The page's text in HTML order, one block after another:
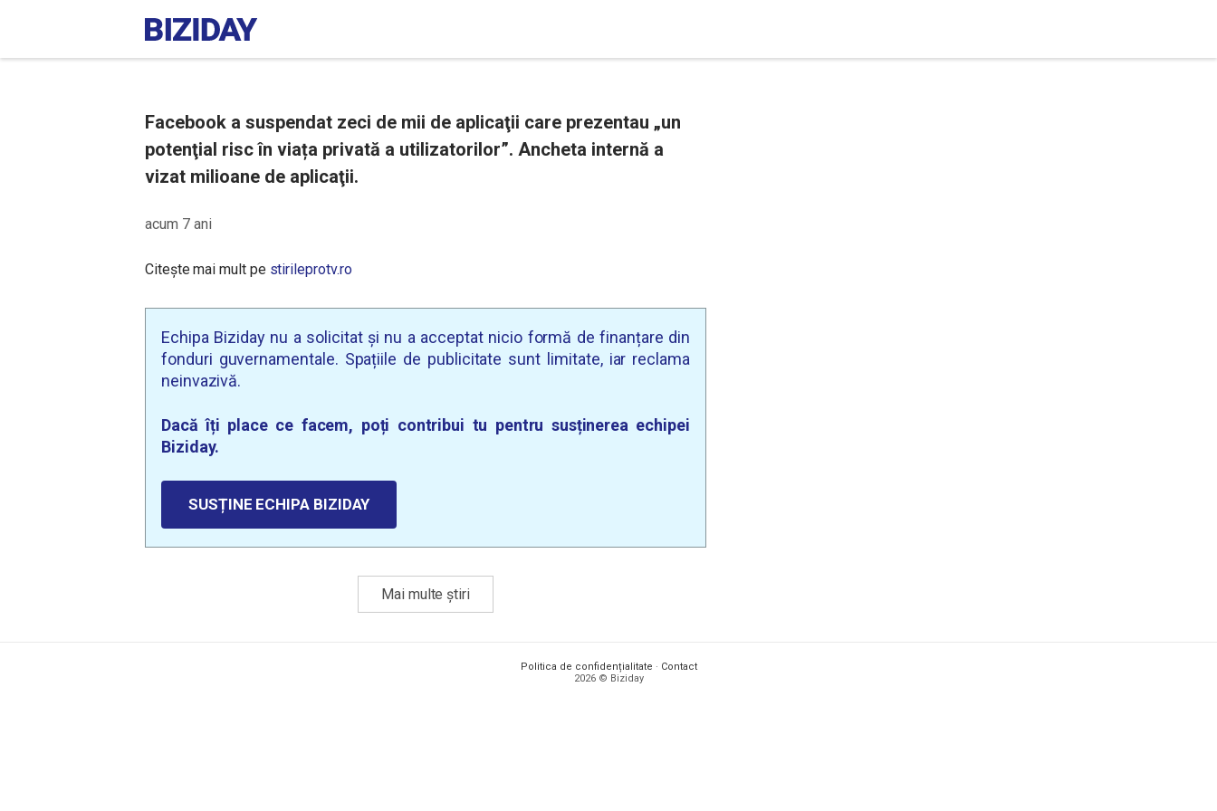
Facebook a suspendat zeci de mii de aplicaţii care prezentau „un
potenţial risc în viața privată a utilizatorilor”. Ancheta internă a
vizat milioane de aplicaţii.
acum 7 ani
Citește mai mult pe stirileprotv.ro
Echipa Biziday nu a solicitat și nu a acceptat nicio formă de finanțare din
fonduri guvernamentale. Spațiile de publicitate sunt limitate, iar reclama
neinvazivă.
Dacă îți place ce facem, poți contribui tu pentru susținerea echipei
Biziday.
SUSȚINE ECHIPA BIZIDAY
Mai multe știri
Politica de confidențialitate · Contact
2026 © Biziday